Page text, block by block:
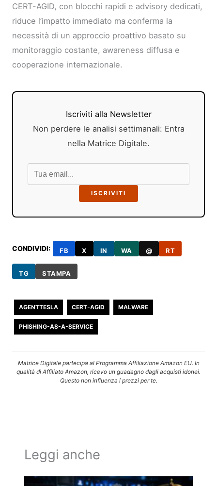
CERT-AGID, con blocchi rapidi e advisory dedicati,
riduce l’impatto immediato ma conferma la
necessità di un approccio proattivo basato su
monitoraggio costante, awareness diffusa e
cooperazione internazionale.
Iscriviti alla Newsletter
Non perdere le analisi settimanali: Entra
nella Matrice Digitale.
ISCRIVITI
CONDIVIDI: FB X IN WA @ RT
TG STAMPA
AGENTTESLA CERT-AGID MALWARE
PHISHING-AS-A-SERVICE
Matrice Digitale partecipa al Programma Affiliazione Amazon EU. In
qualità di Affiliato Amazon, ricevo un guadagno dagli acquisti idonei.
Questo non influenza i prezzi per te.
Leggi anche